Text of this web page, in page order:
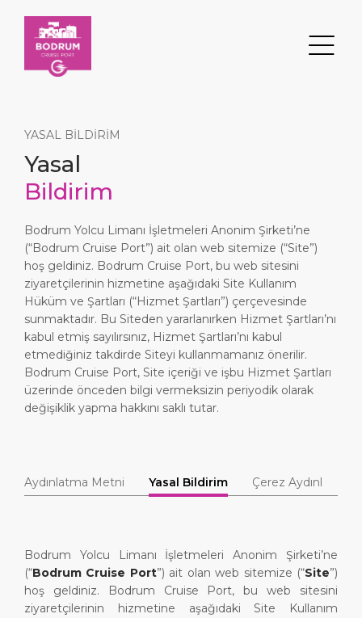
DESTINASYON
Etkinlikler
Gez/Gör/Eğlen
Ne Alınır
Günübirlik Rotalar
Özel İpuçları
LIMAN
Liman Bilgisi
Servisler
Lokasyon
Sağlık, Güvenlik ve Çevre
Feribot
ULAŞIM
Ulaşım
Otopark
HAKKIMIZDA
Hakkımızda
Sosyal Sorumluluk
Bizimle Çalışın
Medya Merkezi
İletişim
Ara
ANASAYFA
LİMAN
DESTİNASYON
YASAL BİLDİRİM
Yasal
Bildirim
Bodrum Yolcu Limanı İşletmeleri Anonim Şirketi’ne
(“Bodrum Cruise Port”) ait olan web sitemize (“Site”)
hoş geldiniz. Bodrum Cruise Port, bu web sitesini
ziyaretçilerinin hizmetine aşağıdaki Site Kullanım
Hüküm ve Şartları (“Hizmet Şartları”) çerçevesinde
sunmaktadır. Bu Siteden yararlanırken Hizmet Şartları’nı
kabul etmiş sayılırsınız, Hizmet Şartları’nı kabul
etmediğiniz takdirde Siteyi kullanmamanız önerilir.
Bodrum Cruise Port, Site içeriği ve işbu Hizmet Şartları
üzerinde önceden bilgi vermeksizin periyodik olarak
değişiklik yapma hakkını saklı tutar.
Aydınlatma Metni Yasal Bildirim Çerez Aydınlatma
Bodrum Yolcu Limanı İşletmeleri Anonim Şirketi’ne
(“Bodrum Cruise Port”) ait olan web sitemize (“Site”)
hoş geldiniz. Bodrum Cruise Port, bu web sitesini
ziyaretçilerinin hizmetine aşağıdaki Site Kullanım